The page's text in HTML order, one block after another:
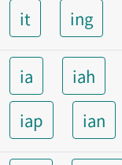
it
ing
ia iah
iap
ian